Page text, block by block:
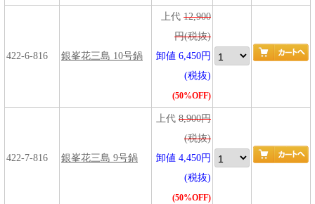
422-6-816 銀峯花三島 10号鍋
上代 12,900
円(税抜)
卸値 6,450円
(税抜)
(50%OFF)
422-7-816 銀峯花三島 9号鍋
上代 8,900円
(税抜)
卸値 4,450円
(税抜)
(50%OFF)